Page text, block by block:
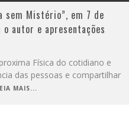
sem Mistério”, em 7 de
autor e apresentações
Física do cotidiano e
das pessoas e compartilhar
MAIS...